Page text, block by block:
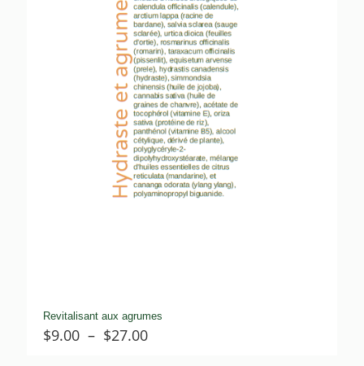
Revitalisant aux agrumes
$9.00 – $27.00Plage